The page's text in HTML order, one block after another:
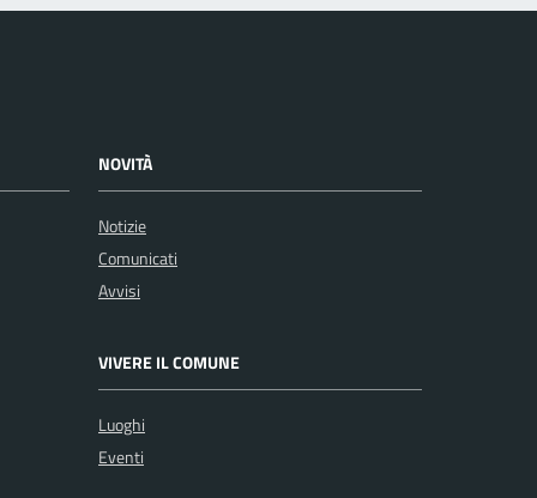
NOVITÀ
Notizie
Comunicati
Avvisi
VIVERE IL COMUNE
Luoghi
Eventi